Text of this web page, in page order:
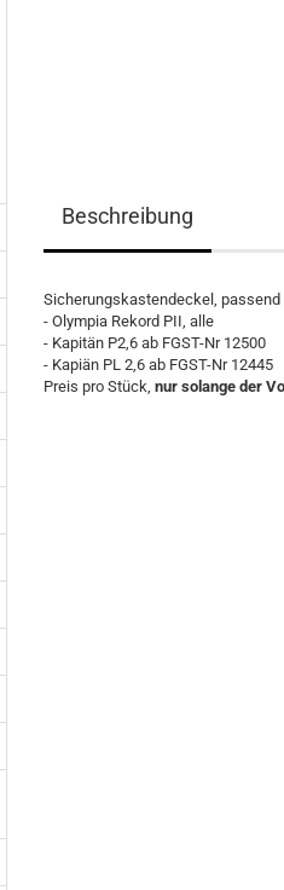
Beschreibung
Sicherungskastendeckel,
- Olympia Rekord PII, alle
- Kapitän P2,6 ab FGST-Nr 12500
- Kapiän PL 2,6 ab FGST-Nr 12445
Preis pro Stück, nur solange der